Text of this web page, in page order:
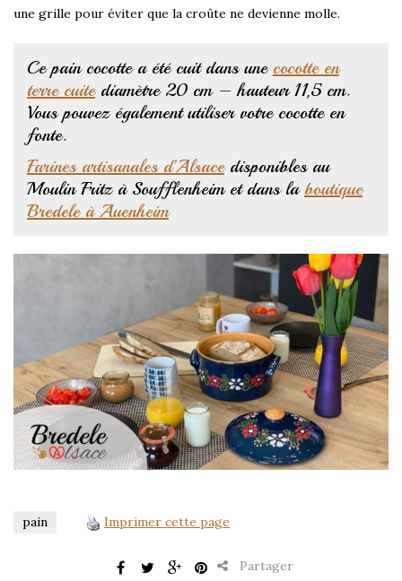
une grille pour éviter que la croûte ne devienne molle.
Ce pain cocotte a été cuit dans une cocotte en
terre cuitediamètre 20 cm – hauteur 11,5 cm.
Vous pouvez également utiliser votre cocotte en
fonte.
Farines artisanales d’Alsacedisponibles au
Moulin Fritz à Soufflenheim et dans la boutique
Bredele à Auenheim
pain Imprimer cette page
Partager